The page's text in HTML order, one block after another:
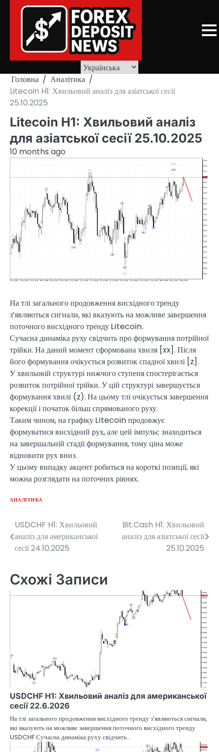
Головна
Аналітика
Litecoin H1: Хвильовий аналіз для азіатської сесії
25.10.2025
Litecoin H1: Хвильовий аналіз
для азіатської сесії 25.10.2025
10 months ago
На тлі загального продовження висхідного тренду
з’являються сигнали, які вказують на можливе завершення
поточного висхідного тренду Litecoin.
Сучасна динаміка руху свідчить про формування потрійної
трійки. На даний момент сформована хвиля [xx]. Після
його формування очікується розвиток спадної хвилі [z].
У хвильовій структурі нижчого ступеня спостерігається
розвиток потрійної трійки. У цій структурі завершується
формування хвилі (z). На цьому тлі очікується завершення
корекції і початок більш спрямованого руху.
Таким чином, на графіку Litecoin продовжує
формуватися висхідний рух, але цей імпульс знаходиться
на завершальній стадії формування, тому ціна може
відновити рух вниз.
У цьому випадку акцент робиться на короткі позиції, які
можна розглядати на поточних рівнях.
АНАЛІТИКА
Навігація
записів
USDCHF H1: Хвильовий
аналіз для американської
сесії 24.10.2025
Bit.Cash H1: Хвильовий
аналіз для азіатської сесії
25.10.2025
Схожі Записи
USDCHF H1: Хвильовий аналіз для американської
сесії 22.6.2026
На тлі загального продовження висхідного тренду з’являються сигнали,
які вказують на можливе завершення поточного висхідного тренду
USDCHF.Сучасна динаміка руху свідчить…